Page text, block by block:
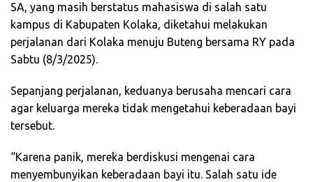
SA, yang masih berstatus mahasiswa di salah satu
kampus di Kabupaten Kolaka, diketahui melakukan
perjalanan dari Kolaka menuju Buteng bersama RY pada
Sabtu (8/3/2025).
Sepanjang perjalanan, keduanya berusaha mencari cara
agar keluarga mereka tidak mengetahui keberadaan bayi
tersebut.
“Karena panik, mereka berdiskusi mengenai cara
menyembunyikan keberadaan bayi itu. Salah satu ide